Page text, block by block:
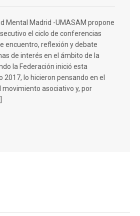
Mental Madrid -UMASAM propone
el ciclo de conferencias
encuentro, reflexión y debate
de interés en el ámbito de la
la Federación inició esta
2017, lo hicieron pensando en el
asociativo y, por